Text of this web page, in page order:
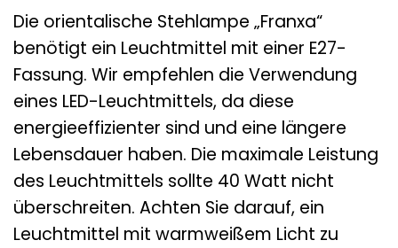
Die orientalische Stehlampe „Franxa“
benötigt ein Leuchtmittel mit einer E27-
Fassung. Wir empfehlen die Verwendung
eines LED-Leuchtmittels, da diese
energieeffizienter sind und eine längere
Lebensdauer haben. Die maximale Leistung
des Leuchtmittels sollte 40 Watt nicht
überschreiten. Achten Sie darauf, ein
Leuchtmittel mit warmweißem Licht zu